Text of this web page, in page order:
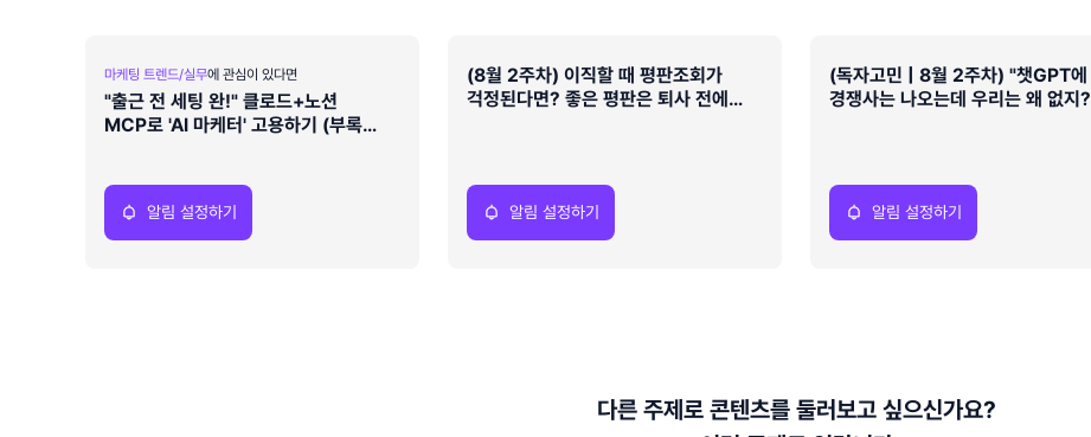
마케팅 트렌드/실무에 관심이 있다면
"출근 전 세팅 완!" 클로드+노션
MCP로 'AI 마케터' 고용하기 (부록
알림 설정하기
(8월 2주차) 이직할 때 평판조회가
걱정된다면? 좋은 평판은 퇴사 전에
알림 설정하기
(독자고민 | 8월 2주차) "챗GPT에
경쟁사는 나오는데 우리는 왜 없지?
알림 설정하기
다른 주제로 콘텐츠를 둘러보고 싶으신가요?